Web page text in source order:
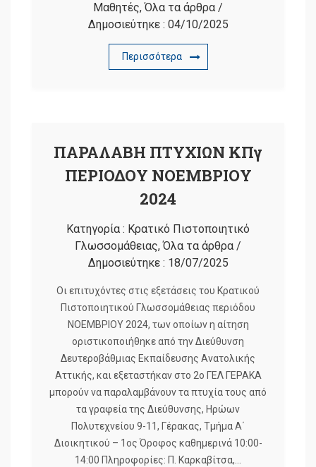
Μαθητές,Όλα τα άρθρα /
Δημοσιεύτηκε : 04/10/2025
Περισσότερα
ΠΑΡΑΛΑΒΗ ΠΤΥΧΙΩΝ ΚΠγ
ΠΕΡΙΟΔΟΥ ΝΟΕΜΒΡΙΟΥ
2024
Κατηγορία : Κρατικό Πιστοποιητικό
Γλωσσομάθειας,Όλα τα άρθρα /
Δημοσιεύτηκε : 18/07/2025
Oι επιτυχόντες στις εξετάσεις του Κρατικού
Πιστοποιητικού Γλωσσομάθειας περιόδου
ΝΟΕΜΒΡΙΟΥ 2024, των οποίων η αίτηση
οριστικοποιήθηκε από την Διεύθυνση
Δευτεροβάθμιας Εκπαίδευσης Ανατολικής
Αττικής, και εξεταστήκαν στο 2ο ΓΕΛ ΓΕΡΑΚΑ
μπορούν να παραλαμβάνουν τα πτυχία τους από
τα γραφεία της Διεύθυνσης, Ηρώων
Πολυτεχνείου 9-11, Γέρακας, Τμήμα Α΄
Διοικητικού – 1oς Όροφος καθημερινά 10:00-
14:00 Πληροφορίες: Π. Καρκαβίτσα,…